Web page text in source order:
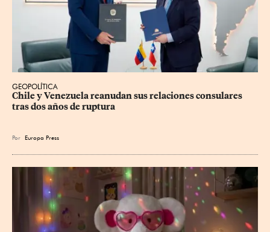
GEOPOLÍTICA
Chile y Venezuela reanudan sus relaciones consulares
tras dos años de ruptura
Por Europa Press